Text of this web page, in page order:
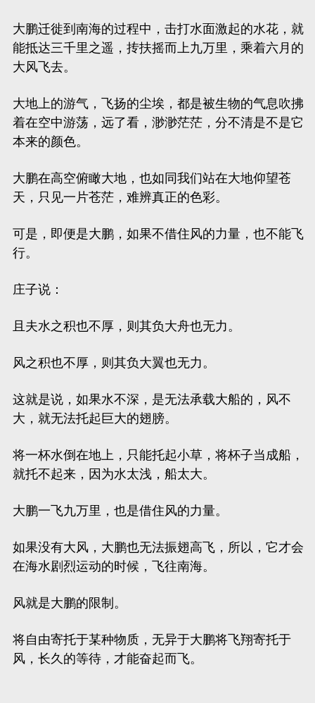
大鹏迁徙到南海的过程中，击打水面激起的水花，就
能抵达三千里之遥， 抟扶摇而上九万里，乘着六月的
大风飞去。
大地上的游气，飞扬的尘埃，都是被生物的气息吹拂
着在空中游荡，远了看，渺渺茫茫，分不清是不是它
本来的颜色。
大鹏在高空俯瞰大地，也如同我们站在大地仰望苍
天，只见一片苍茫，难辨真正的色彩。
可是，即便是大鹏，如果不借住风的力量，也不能飞
行。
庄子说：
且夫水之积也不厚，则其负大舟也无力。
风之积也不厚，则其负大翼也无力。
这就是说，如果水不深，是无法承载大船的，风不
大，就无法托起巨大的翅膀。
将一杯水倒在地上，只能托起小草，将杯子当成船，
就托不起来，因为水太浅，船太大。
大鹏一飞九万里，也是借住风的力量。
如果没有大风，大鹏也无法振翅高飞，所以，它才会
在海水剧烈运动的时候，飞往南海。
风就是大鹏的限制。
将自由寄托于某种物质，无异于大鹏将飞翔寄托于
风，长久的等待，才能奋起而飞。